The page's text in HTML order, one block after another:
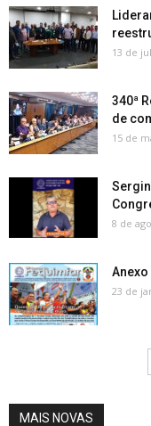
13 de
340ª
de
15 de
8 de
Anexo
23 de
MAIS NOVAS